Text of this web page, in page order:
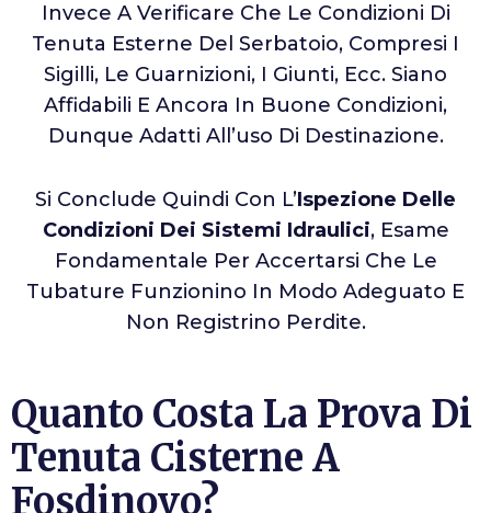
Invece A Verificare Che Le Condizioni Di
Tenuta Esterne Del Serbatoio, Compresi I
Sigilli, Le Guarnizioni, I Giunti, Ecc. Siano
Affidabili E Ancora In Buone Condizioni,
Dunque Adatti All’uso Di Destinazione.
Si Conclude Quindi Con L’Ispezione Delle
Condizioni Dei Sistemi Idraulici, Esame
Fondamentale Per Accertarsi Che Le
Tubature Funzionino In Modo Adeguato E
Non Registrino Perdite.
Quanto Costa La Prova Di
Tenuta Cisterne A
Fosdinovo?